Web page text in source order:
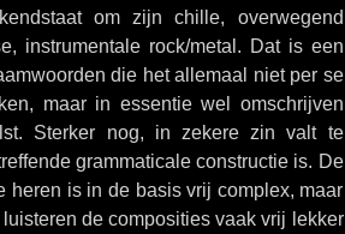
om zijn chille, overwegend
instrumentale rock/metal. Dat is een
die het allemaal niet per se
maar in essentie wel omschrijven
Sterker nog, in zekere zin valt te
grammaticale constructie is. De
heren is in de basis vrij complex, maar
de composities vaak vrij lekker